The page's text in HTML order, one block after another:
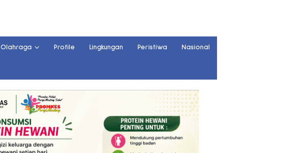
Olahraga Profile Lingkungan Peristiwa Nasional